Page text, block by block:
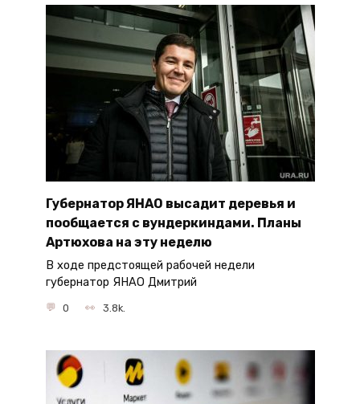
Губернатор ЯНАО высадит деревья и
пообщается с вундеркиндами. Планы
Артюхова на эту неделю
В ходе предстоящей рабочей недели
губернатор ЯНАО Дмитрий
0 3.8k.